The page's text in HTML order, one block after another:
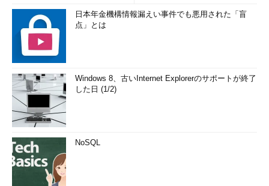
日本年金機構情報漏えい事件でも悪用された「盲
点」とは
Windows 8、古いInternet Explorerのサポートが終了
した日 (1/2)
NoSQL